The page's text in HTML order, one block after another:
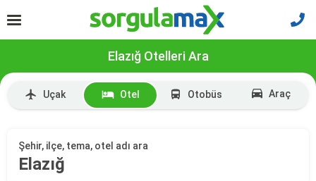
Elazığ Otelleri Ara
Uçak Otel Otobüs Araç
Şehir, ilçe, tema, otel adı ara
Elazığ